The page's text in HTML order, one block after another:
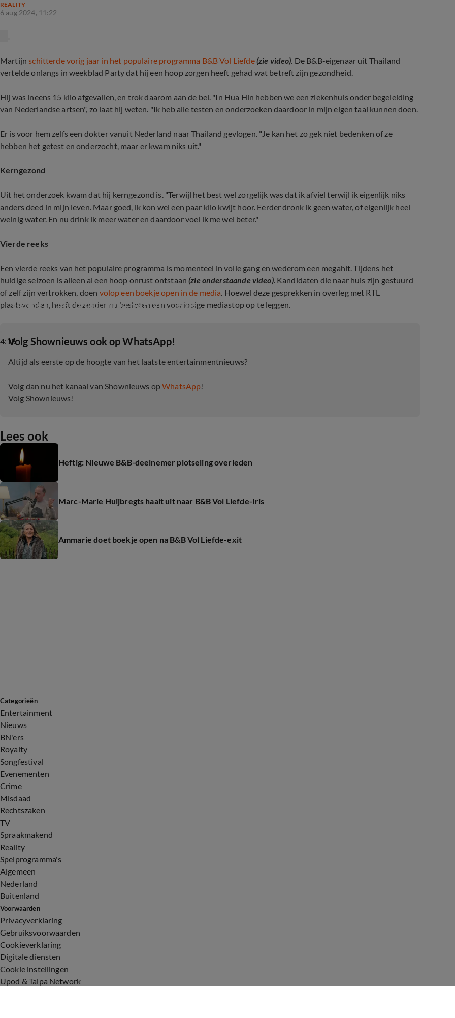
REALITY
6 aug 2024, 11:22
Martijnschitterde vorig jaar in het populaire programma B&B Vol Liefde(zie video). De B&B-eigenaar uit Thailand
vertelde onlangs in weekblad Party dat hij een hoop zorgen heeft gehad wat betreft zijn gezondheid.
Hij was ineens 15 kilo afgevallen, en trok daarom aan de bel. "In Hua Hin hebben we een ziekenhuis onder begeleiding
van Nederlandse artsen", zo laat hij weten. "Ik heb alle testen en onderzoeken daardoor in mijn eigen taal kunnen doen.
Er is voor hem zelfs een dokter vanuit Nederland naar Thailand gevlogen. "Je kan het zo gek niet bedenken of ze
hebben het getest en onderzocht, maar er kwam niks uit."
Kerngezond
Uit het onderzoek kwam dat hij kerngezond is. "Terwijl het best wel zorgelijk was dat ik afviel terwijl ik eigenlijk niks
anders deed in mijn leven. Maar goed, ik kon wel een paar kilo kwijt hoor. Eerder dronk ik geen water, of eigenlijk heel
weinig water. En nu drink ik meer water en daardoor voel ik me wel beter."
Vierde reeks
Een vierde reeks van het populaire programma is momenteel in volle gang en wederom een megahit. Tijdens het
huidige seizoen is alleen al een hoop onrust ontstaan(zie onderstaande video). Kandidaten die naar huis zijn gestuurd
of zelf zijn vertrokken, doen volop een boekje open in de media. Hoewel deze gesprekken in overleg met RTL
plaatsvonden, heeft de zender nu besloten een voorlopige mediastop op te leggen.
4:18
Gedoe bij het programma B&B Vol Liefde
‎Volg Shownieuws ook op WhatsApp!
Altijd als eerste op de hoogte van het laatste entertainmentnieuws?
Volg dan nu het kanaal van Shownieuws opWhatsApp!
Volg Shownieuws!
Lees ook
Heftig: Nieuwe B&B-deelnemer plotseling overleden
Marc-Marie Huijbregts haalt uit naar B&B Vol Liefde-Iris
Ammarie doet boekje open na B&B Vol Liefde-exit
Categorieën
Entertainment
Nieuws
BN'ers
Royalty
Songfestival
Evenementen
Crime
Misdaad
Rechtszaken
TV
Spraakmakend
Reality
Spelprogramma's
Algemeen
Nederland
Buitenland
Voorwaarden
Privacyverklaring
Gebruiksvoorwaarden
Cookieverklaring
Digitale diensten
Cookie instellingen
Upod & Talpa Network